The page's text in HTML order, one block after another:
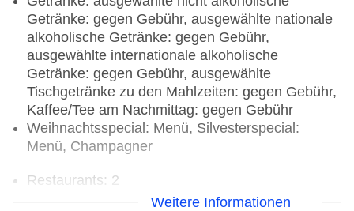
Getränke: gegen Gebühr, ausgewählte nationale
alkoholische Getränke: gegen Gebühr,
ausgewählte internationale alkoholische
Getränke: gegen Gebühr, ausgewählte
Tischgetränke zu den Mahlzeiten: gegen Gebühr,
Kaffee/Tee am Nachmittag: gegen Gebühr
Weihnachtsspecial: Menü, Silvesterspecial:
Menü, Champagner
Restaurants: 2
Restaurant „Passions on the Beach“: Küche:
Weitere Informationen